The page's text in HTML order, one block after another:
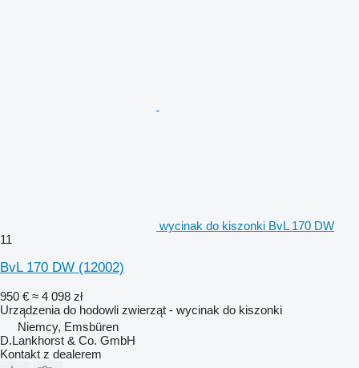
wycinak do kiszonki BvL 170 DW
11
BvL 170 DW (12002)
950 € ≈ 4 098 zł
Urządzenia do hodowli zwierząt - wycinak do kiszonki
Niemcy, Emsbüren
D.Lankhorst & Co. GmbH
Kontakt z dealerem